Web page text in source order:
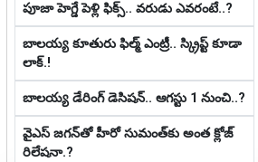
పూజా హెగ్డే పెళ్లి ఫిక్స్.. వరుడు ఎవరంటే..?
బాల‌య్య కూతురు ఫిల్మ్ ఎంట్రీ.. స్క్రిప్ట్ కూడా
లాక్.!
బాల‌య్య డేరింగ్ డెసిష‌న్‌.. ఆగ‌స్టు 1 నుంచి..?
వైఎస్ జగన్‌తో హీరో సుమంత్‌కు అంత క్లోజ్
రిలేషనా.?